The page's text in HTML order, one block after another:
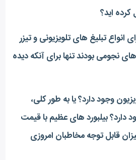
کرده اید؟
انواع تبلیغ های تلویزیونی و تیزر
نجومی بودند تنها برای آنکه دیده
وجود دارد؟ یا به طور کلی،
دارد؟ بیلبورد های عظیم با قیمت
قابل توجه مخاطبان امروزی